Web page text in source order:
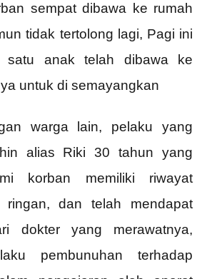
sempat dibawa ke rumah
tidak tertolong lagi, Pagi ini
satu anak telah dibawa ke
untuk di semayangkan
warga lain, pelaku yang
alias Riki 30 tahun yang
korban memiliki riwayat
ringan, dan telah mendapat
dokter yang merawatnya,
pembunuhan terhadap